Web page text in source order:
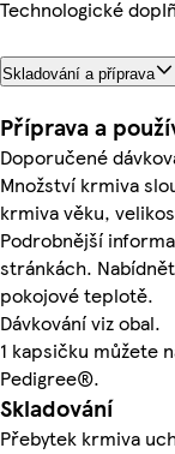
Technologické
Skladování a příprava
Příprava a
Doporučené
Množství krmiva
krmiva věku,
Podrobnější
stránkách.
pokojové teplotě.
Dávkování viz obal.
1 kapsičku můžete
Pedigree®.
Skladování
Přebytek krmiva